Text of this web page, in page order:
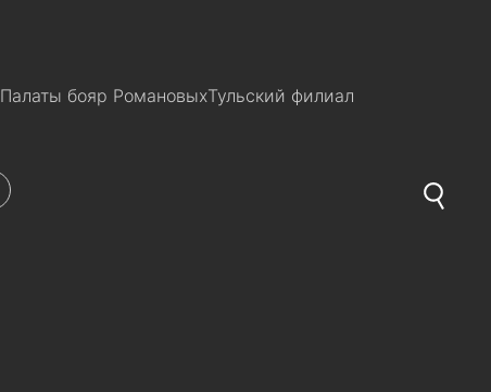
Палаты бояр РомановыхТульский филиал